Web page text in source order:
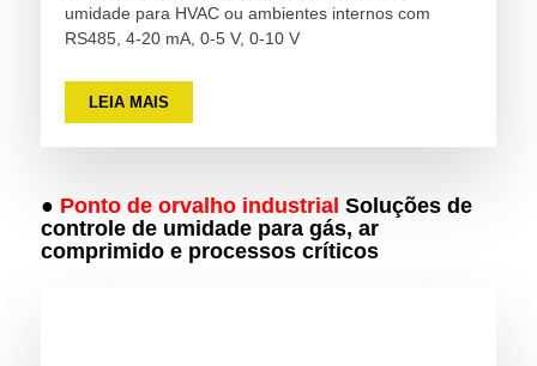
umidade para HVAC ou ambientes internos com
RS485, 4-20 mA, 0-5 V, 0-10 V
LEIA MAIS
● Ponto de orvalho industrial Soluções de
controle de umidade para gás, ar
comprimido e processos críticos